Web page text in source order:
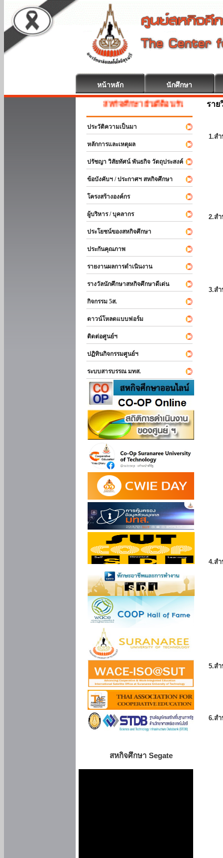
หน้าหลัก นักศึกษา
สหกิจศึกษา ยินดีต้อนรับ
ประวัติความเป็นมา
หลักการและเหตุผล
ปรัชญา วิสัยทัศน์ พันธกิจ วัตถุประสงค์
ข้อบังคับฯ / ประกาศฯ สหกิจศึกษา
โครงสร้างองค์กร
ผู้บริหาร / บุคลากร
ประโยชน์ของสหกิจศึกษา
ประกันคุณภาพ
รายงานผลการดำเนินงาน
รางวัลนักศึกษาสหกิจศึกษาดีเด่น
กิจกรรม 5ส.
ดาวน์โหลดแบบฟอร์ม
ติดต่อศูนย์ฯ
ปฏิทินกิจกรรมศูนย์ฯ
ระบบสารบรรณ มทส.
สหกิจศึกษา Segate
ราย
1.ส
2.ส
3.ส
4.ส
5.ส
6.ส